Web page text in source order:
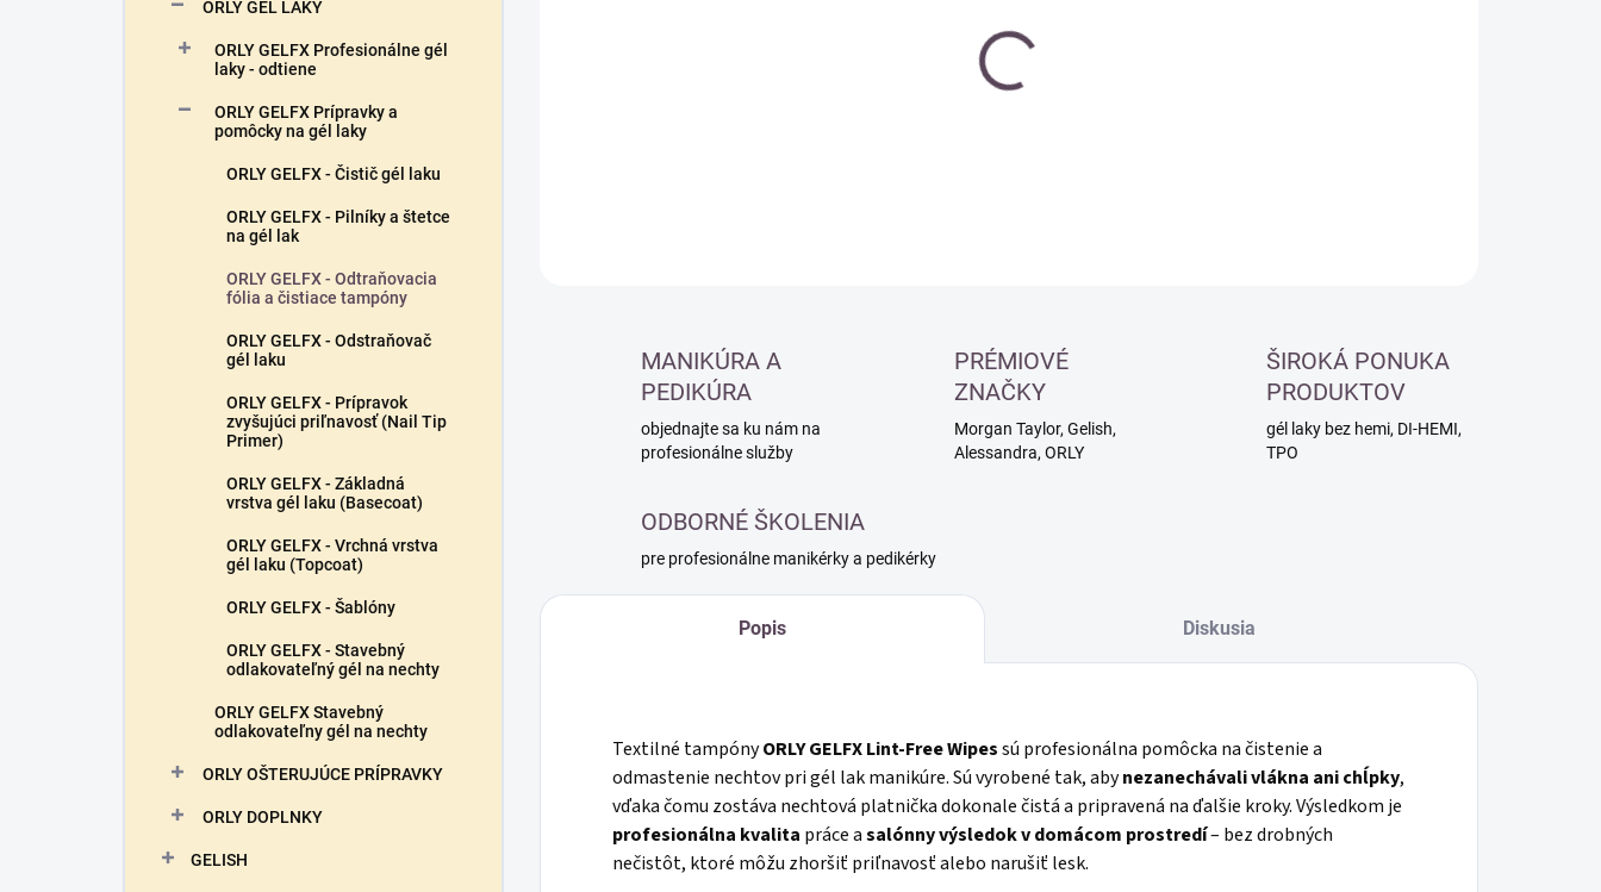
ORLY GÉL LAKY
ORLY GELFX Profesionálne gél
laky - odtiene
ORLY GELFX Prípravky a
pomôcky na gél laky
ORLY GELFX - Čistič gél laku
ORLY GELFX - Pilníky a štetce
na gél lak
ORLY GELFX - Odtraňovacia
fólia a čistiace tampóny
ORLY GELFX - Odstraňovač
gél laku
ORLY GELFX - Prípravok
zvyšujúci priľnavosť (Nail Tip
Primer)
ORLY GELFX - Základná
vrstva gél laku (Basecoat)
ORLY GELFX - Vrchná vrstva
gél laku (Topcoat)
ORLY GELFX - Šablóny
ORLY GELFX - Stavebný
odlakovateľný gél na nechty
ORLY GELFX Stavebný
odlakovateľny gél na nechty
ORLY OŠTERUJÚCE PRÍPRAVKY
ORLY DOPLNKY
GELISH
MANIKÚRA A
PEDIKÚRA
objednajte sa ku nám na
profesionálne služby
PRÉMIOVÉ
ZNAČKY
Morgan Taylor, Gelish,
Alessandra, ORLY
ŠIROKÁ PONUKA
PRODUKTOV
gél laky bez hemi, DI-HEMI,
TPO
ODBORNÉ ŠKOLENIA
pre profesionálne manikérky a pedikérky
Popis Diskusia
Textilné tampónyORLY GELFX Lint-Free Wipessú profesionálna pomôcka na čistenie a
odmastenie nechtov pri gél lak manikúre. Sú vyrobené tak, abynezanechávali vlákna ani chĺpky,
vďaka čomu zostáva nechtová platnička dokonale čistá a pripravená na ďalšie kroky. Výsledkom je
profesionálna kvalita práce asalónny výsledok v domácom prostredí– bez drobných
nečistôt, ktoré môžu zhoršiť priľnavosť alebo narušiť lesk.